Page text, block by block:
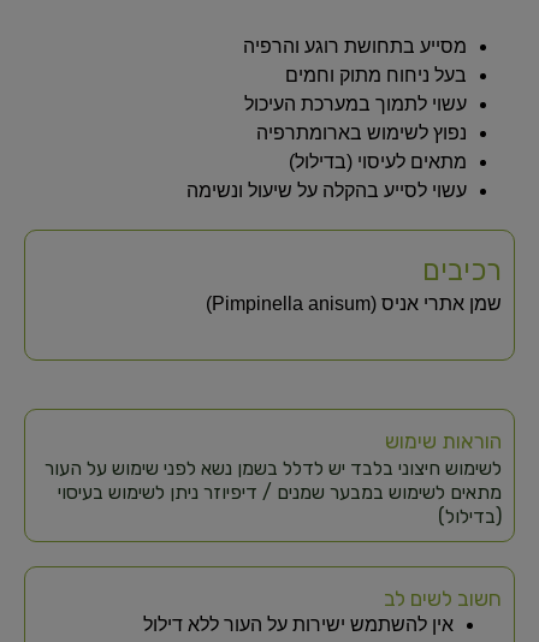
מסייע בתחושת רוגע והרפיה
בעל ניחוח מתוק וחמים
עשוי לתמוך במערכת העיכול
נפוץ לשימוש בארומתרפיה
מתאים לעיסוי (בדילול)
עשוי לסייע בהקלה על שיעול ונשימה
רכיבים
שמן אתרי אניס (Pimpinella anisum)
הוראות שימוש
לשימוש חיצוני בלבד יש לדלל בשמן נשא לפני שימוש על העור
מתאים לשימוש במבער שמנים / דיפיוזר ניתן לשימוש בעיסוי
(בדילול)
חשוב לשים לב
אין להשתמש ישירות על העור ללא דילול